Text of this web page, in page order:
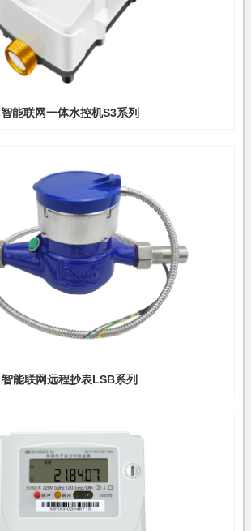
智能联网一体水控机S3系列
智能联网远程抄表LSB系列